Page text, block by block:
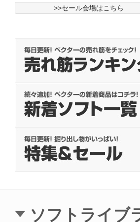
>>セール会場はこちら
ソフトライブ